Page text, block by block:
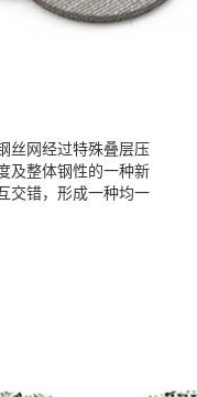
丝网经过特殊叠层压
及整体钢性的一种新
交错，形成一种均一